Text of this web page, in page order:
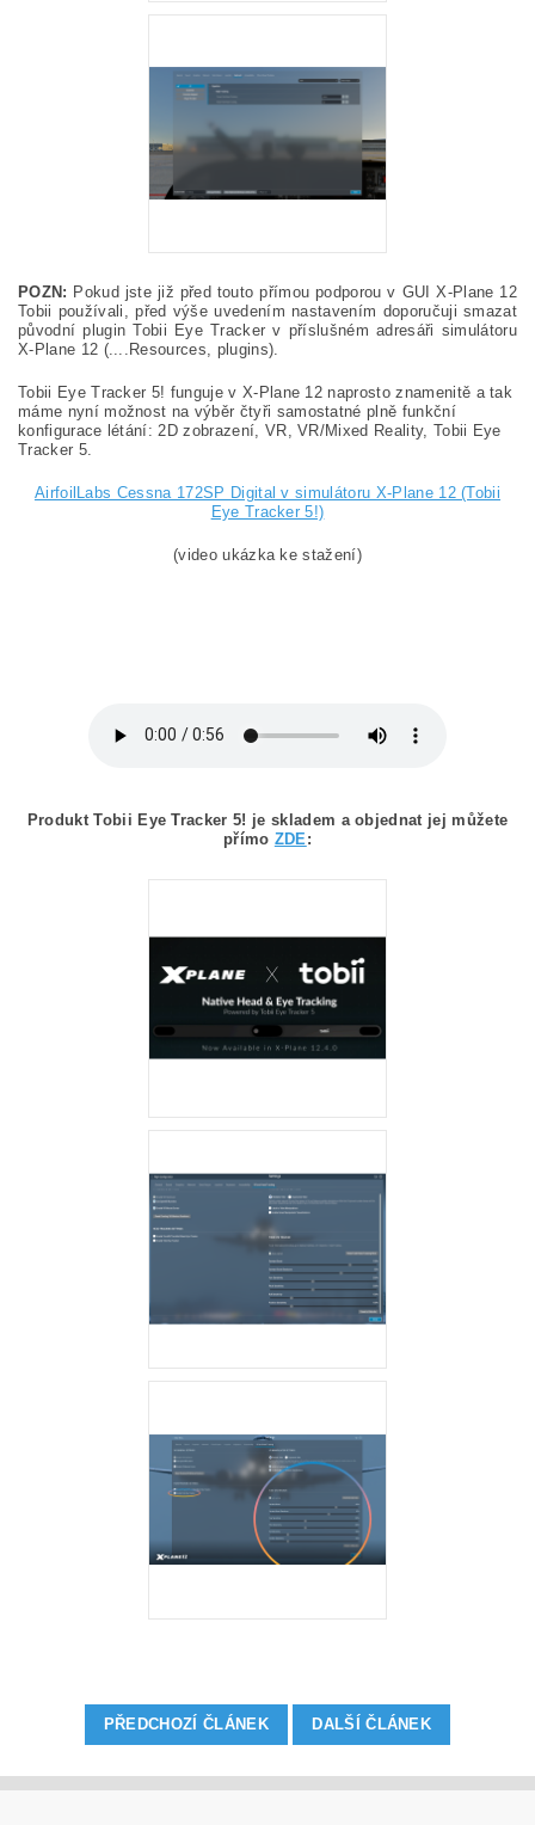
POZN: Pokud jste již před touto přímou podporou v GUI X-Plane 12
Tobii používali, před výše uvedením nastavením doporučuji smazat
původní plugin Tobii Eye Tracker v příslušném adresáři simulátoru
X-Plane 12 (....Resources, plugins).
Tobii Eye Tracker 5! funguje v X-Plane 12 naprosto znamenitě a tak
máme nyní možnost na výběr čtyři samostatné plně funkční
konfigurace létání: 2D zobrazení, VR, VR/Mixed Reality, Tobii Eye
Tracker 5.
AirfoilLabs Cessna 172SP Digital v simulátoru X-Plane 12 (Tobii
Eye Tracker 5!)
(video ukázka ke stažení)
Produkt Tobii Eye Tracker 5! je skladem a objednat jej můžete
přímo ZDE :
PŘEDCHOZÍ ČLÁNEK DALŠÍ ČLÁNEK